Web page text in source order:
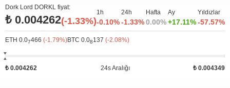
Dork Lord DORKL fiyat:
₺ 0.004262(-1.33%)
1h
-0.10%
24h
-1.33%
Hafta
0.00%
Ay
+17.11%
Yıldızlar
-57.57%
ETH 0.07466 (-1.79%)BTC 0.08137 (-2.08%)
₺ 0.004262 24s Aralığı ₺ 0.004349